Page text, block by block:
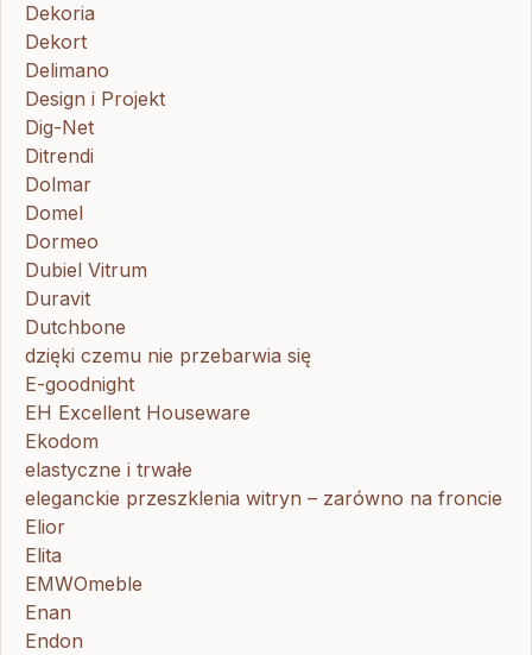
Dekoria
Dekort
Delimano
Design i Projekt
Dig-Net
Ditrendi
Dolmar
Domel
Dormeo
Dubiel Vitrum
Duravit
Dutchbone
dzięki czemu nie przebarwia się
E-goodnight
EH Excellent Houseware
Ekodom
elastyczne i trwałe
eleganckie przeszklenia witryn – zarówno na froncie
Elior
Elita
EMWOmeble
Enan
Endon